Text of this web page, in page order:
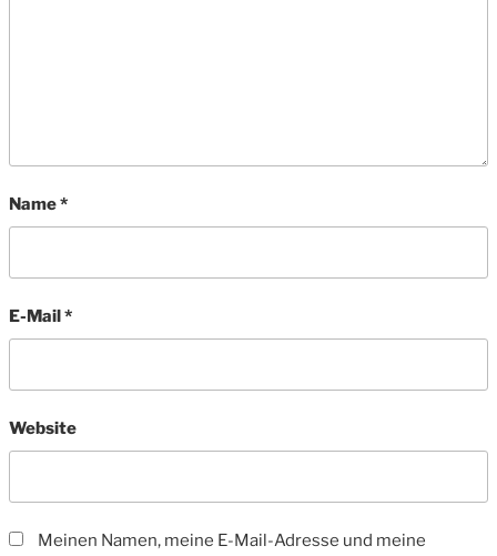
Name*
E-Mail*
Website
Meinen Namen, meine E-Mail-Adresse und meine